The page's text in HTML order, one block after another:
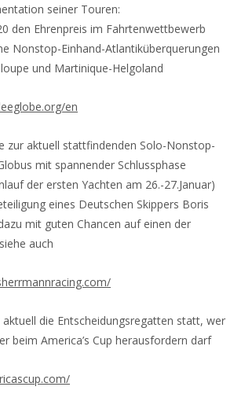
seiner Touren:
den Ehrenpreis im Fahrtenwettbewerb
Nonstop-Einhand-Atlantiküberquerungen
und Martinique-Helgoland
en
zur aktuell stattfindenden Solo-Nonstop-
mit spannender Schlussphase
der ersten Yachten am 26.-27.Januar)
eines Deutschen Skippers Boris
mit guten Chancen auf einen der
auch
die Entscheidungsregatten statt, wer
beim America’s Cup herausfordern darf